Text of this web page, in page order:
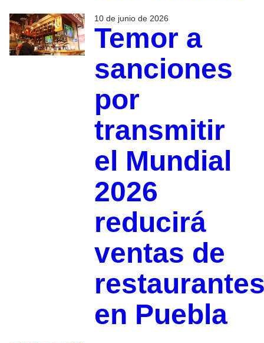
10 de junio de 2026
Temor a
sanciones
por
transmitir
el Mundial
2026
reducirá
ventas de
en Puebla